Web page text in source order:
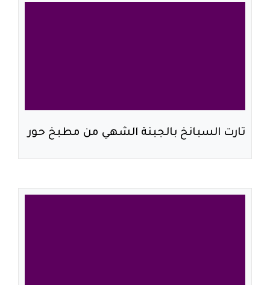
تارت السبانخ بالجبنة الشهي من مطبخ حور